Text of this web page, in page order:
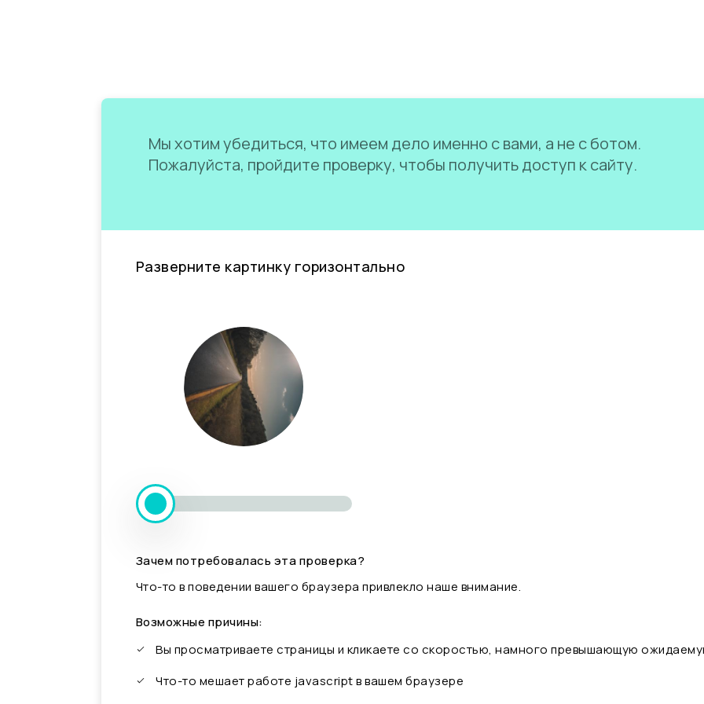
Мы хотим убедиться, что имеем дело именно с вами, а не с ботом.
Пожалуйста, пройдите проверку, чтобы получить доступ к сайту.
Разверните картинку горизонтально
Зачем потребовалась эта проверка?
Что-то в поведении вашего браузера привлекло наше внимание.
Возможные причины:
Вы просматриваете страницы и кликаете со скоростью, намного превышающую
Что-то мешает работе javascript в вашем браузере